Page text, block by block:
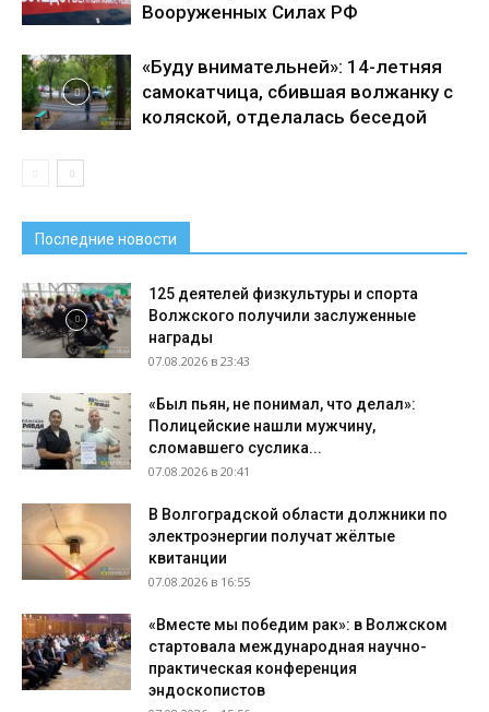
Вооруженных Силах РФ
«Буду внимательней»: 14-летняя
самокатчица, сбившая волжанку с
коляской, отделалась беседой
Последние новости
125 деятелей физкультуры и спорта
Волжского получили заслуженные
награды
07.08.2026 в 23:43
«Был пьян, не понимал, что делал»:
Полицейские нашли мужчину,
сломавшего суслика...
07.08.2026 в 20:41
В Волгоградской области должники по
электроэнергии получат жёлтые
квитанции
07.08.2026 в 16:55
«Вместе мы победим рак»: в Волжском
стартовала международная научно-
практическая конференция
эндоскопистов